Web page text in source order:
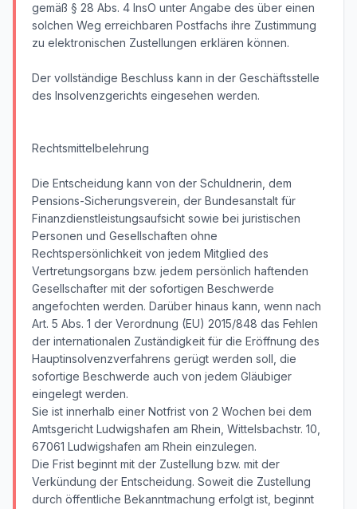
gemäß § 28 Abs. 4 InsO unter Angabe des über einen
solchen Weg erreichbaren Postfachs ihre Zustimmung
zu elektronischen Zustellungen erklären können.
Der vollständige Beschluss kann in der Geschäftsstelle
des Insolvenzgerichts eingesehen werden.
Rechtsmittelbelehrung
Die Entscheidung kann von der Schuldnerin, dem
Pensions-Sicherungsverein, der Bundesanstalt für
Finanzdienstleistungsaufsicht sowie bei juristischen
Personen und Gesellschaften ohne
Rechtspersönlichkeit von jedem Mitglied des
Vertretungsorgans bzw. jedem persönlich haftenden
Gesellschafter mit der sofortigen Beschwerde
angefochten werden. Darüber hinaus kann, wenn nach
Art. 5 Abs. 1 der Verordnung (EU) 2015/848 das Fehlen
der internationalen Zuständigkeit für die Eröffnung des
Hauptinsolvenzverfahrens gerügt werden soll, die
sofortige Beschwerde auch von jedem Gläubiger
eingelegt werden.
Sie ist innerhalb einer Notfrist von 2 Wochen bei dem
Amtsgericht Ludwigshafen am Rhein, Wittelsbachstr. 10,
67061 Ludwigshafen am Rhein einzulegen.
Die Frist beginnt mit der Zustellung bzw. mit der
Verkündung der Entscheidung. Soweit die Zustellung
durch öffentliche Bekanntmachung erfolgt ist, beginnt